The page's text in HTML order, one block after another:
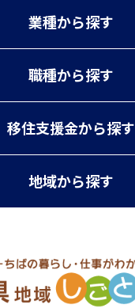
業種から探す
職種から探す
移住支援金から探す
地域から探す